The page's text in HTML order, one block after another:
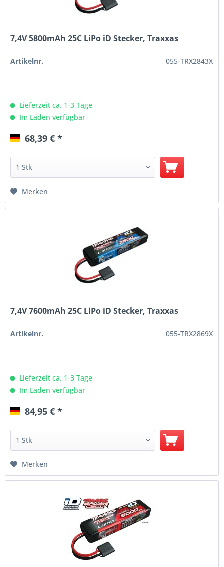
7,4V 5800mAh 25C LiPo iD Stecker, Traxxas
Artikelnr. 055-TRX2843X
Lieferzeit ca. 1-3 Tage
Im Laden verfügbar
68,39 € *
Merken
7,4V 7600mAh 25C LiPo iD Stecker, Traxxas
Artikelnr. 055-TRX2869X
Lieferzeit ca. 1-3 Tage
Im Laden verfügbar
84,95 € *
Merken